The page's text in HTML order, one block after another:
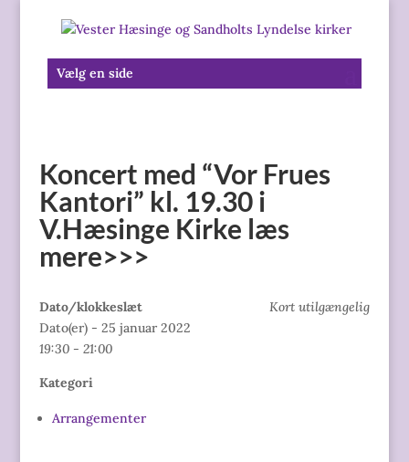
Vælg en side
Koncert med “Vor Frues
Kantori” kl. 19.30 i
V.Hæsinge Kirke læs
mere>>>
Kort utilgængelig
Dato/klokkeslæt
Dato(er) - 25 januar 2022
19:30 - 21:00
Kategori
Arrangementer